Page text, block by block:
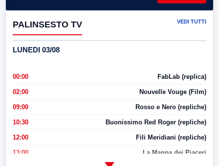
PALINSESTO TV VEDI TUTTI
LUNEDI 03/08
00:00 FabLab (replica)
02:00 Nouvelle Vouge (Film)
09:00 Rosso e Nero (repliche)
10:30 Buonissimo Red Roger (repliche)
12:00 Fili Meridiani (repliche)
13:00 La Mappa dei Piaceri